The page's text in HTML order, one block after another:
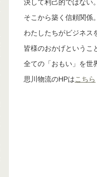
決して利己的ではない
そこから築く信頼関係
わたしたちがビジネス
皆様のおかげというこ
全ての「おもい」を世
思川物流のHPはこちら